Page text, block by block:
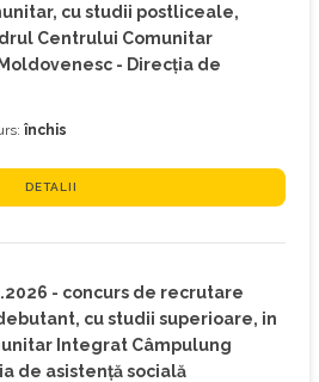
cu studii postliceale,
Centrului Comunitar
- Direcția de
închis
DETALII
- concurs de recrutare
cu studii superioare, in
Integrat Câmpulung
de asistență socială